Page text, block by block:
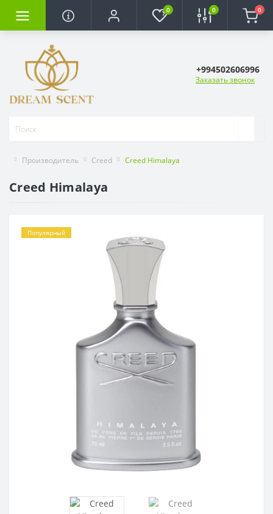
0 0 0
+994502606996
Заказать звонок
Производитель Creed Creed Himalaya
Creed Himalaya
Популярный